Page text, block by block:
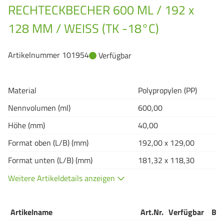
RECHTECKBECHER 600 ML / 192 x
128 MM / WEISS (TK -18°C)
Artikelnummer 101954 Verfügbar
Material
Polypropylen (PP)
Nennvolumen (ml)
600,00
Höhe (mm)
40,00
Format oben (L/B) (mm)
192,00 x 129,00
Format unten (L/B) (mm)
181,32 x 118,30
Weitere Artikeldetails anzeigen
Artikelname Art.Nr. Verfügbar